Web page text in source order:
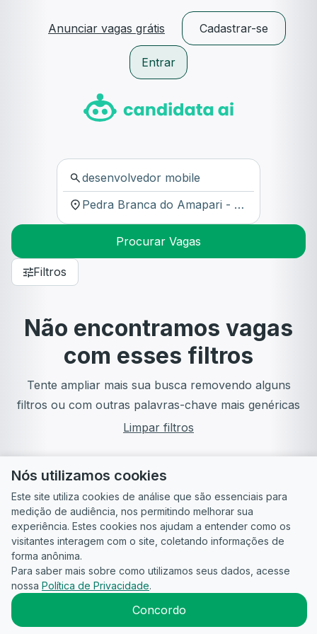
Anunciar vagas grátis Cadastrar-se
Entrar
Procurar Vagas
Filtros
Não encontramos vagas
com esses filtros
Tente ampliar mais sua busca removendo alguns
filtros ou com outras palavras-chave mais genéricas
Limpar filtros
Guia do
Candidato
Para
empresas
Política de
Privacidade
Termos
2026CandidataAI
Nós utilizamos cookies
Este site utiliza cookies de análise que são essenciais para
medição de audiência, nos permitindo melhorar sua
experiência. Estes cookies nos ajudam a entender como os
visitantes interagem com o site, coletando informações de
forma anônima.
Para saber mais sobre como utilizamos seus dados, acesse
nossa Política de Privacidade.
Concordo